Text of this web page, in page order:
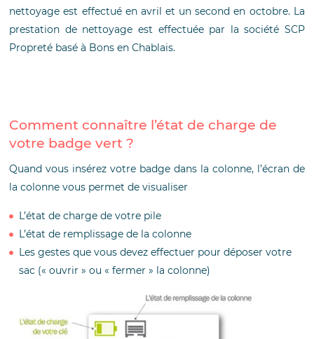
nettoyage est effectué en avril et un second en octobre. La
prestation de nettoyage est effectuée par la société SCP
Propreté basé à Bons en Chablais.
Comment connaître l’état de charge de
votre badge vert ?
Quand vous insérez votre badge dans la colonne, l’écran de
la colonne vous permet de visualiser
L’état de charge de votre pile
L’état de remplissage de la colonne
Les gestes que vous devez effectuer pour déposer votre
sac (« ouvrir » ou « fermer » la colonne)